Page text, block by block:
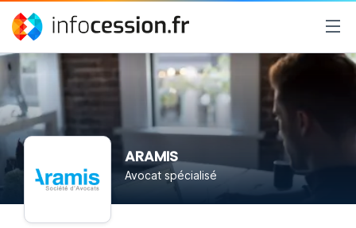
ARAMIS
Avocat spécialisé